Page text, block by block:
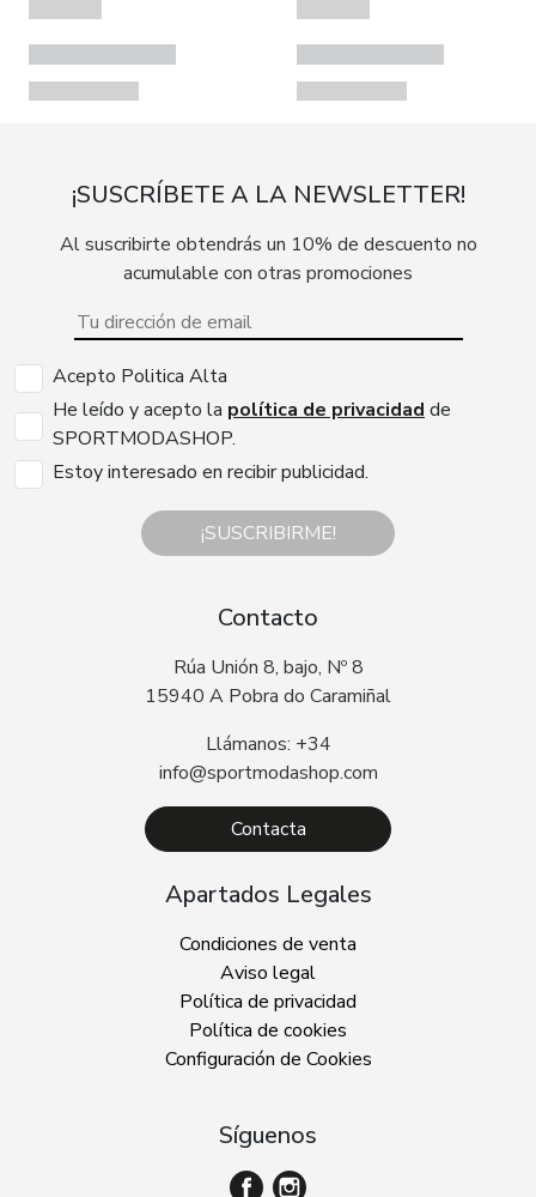
¡SUSCRÍBETE A LA NEWSLETTER!
Al suscribirte obtendrás un 10% de descuento no
acumulable con otras promociones
Acepto Politica Alta
He leído y acepto la política de privacidad de
SPORTMODASHOP.
Estoy interesado en recibir publicidad.
¡SUSCRIBIRME!
Contacto
Rúa Unión 8, bajo, Nº 8
15940 A Pobra do Caramiñal
Llámanos: +34
info@sportmodashop.com
Contacta
Apartados Legales
Condiciones de venta
Aviso legal
Política de privacidad
Política de cookies
Configuración de Cookies
Síguenos